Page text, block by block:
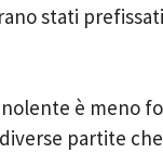
stati
è meno
partite